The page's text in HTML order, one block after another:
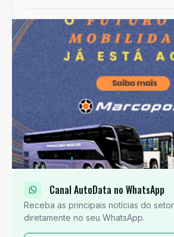
Canal AutoData no WhatsApp
Receba as principais notícias do
diretamente no seu WhatsApp.